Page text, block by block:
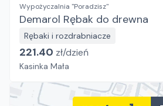
Wypożyczalnia "Poradzisz"
Demarol Rębak do drewna
Rębaki i rozdrabniacze
221.40 zł/dzień
Kasinka Mała